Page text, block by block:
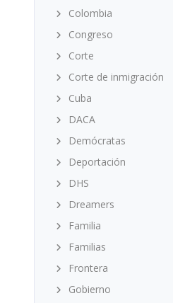
Colombia
Congreso
Corte
Corte de inmigración
Cuba
DACA
Demócratas
Deportación
DHS
Dreamers
Familia
Familias
Frontera
Gobierno